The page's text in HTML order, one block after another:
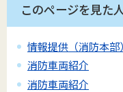
このページを見た
情報提供（消防本部）
消防車両紹介
消防車両紹介